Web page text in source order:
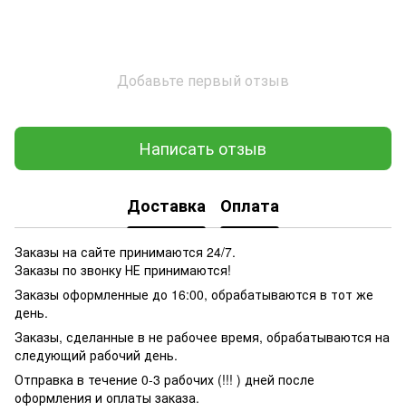
Добавьте первый отзыв
Написать отзыв
Доставка Оплата
Заказы на сайте принимаются 24/7.
Заказы по звонку НЕ принимаются!
Заказы оформленные до 16:00, обрабатываются в тот же
день.
Заказы, сделанные в не рабочее время, обрабатываются на
следующий рабочий день.
Отправка в течение 0-3 рабочих (!!! ) дней после
оформления и оплаты заказа.